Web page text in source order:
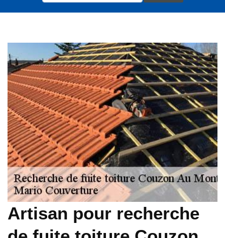
Artisan pour recherche